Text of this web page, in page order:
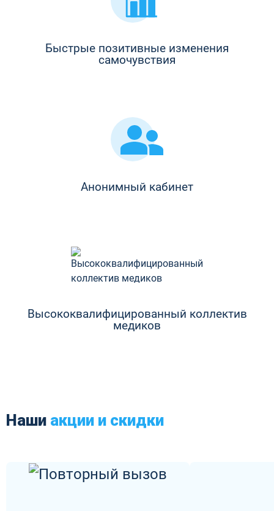
Быстрые позитивные изменения
самочувствия
Анонимный кабинет
Высококвалифицированный коллектив
медиков
Наши акции и скидки